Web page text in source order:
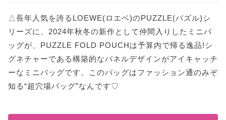
△長年人気を誇るLOEWE(ロエベ)のPUZZLE(パズル)シ
リーズに、2024年秋冬の新作として仲間入りしたミニバ
ッグが、PUZZLE FOLD POUCHは予算内で帰る逸品!シ
グネチャーである構築的なパネルデザインがアイキャッチ
ーなミニバッグです。このバッグはファッション通のみぞ
知る“超穴場バッグ”なんです♡